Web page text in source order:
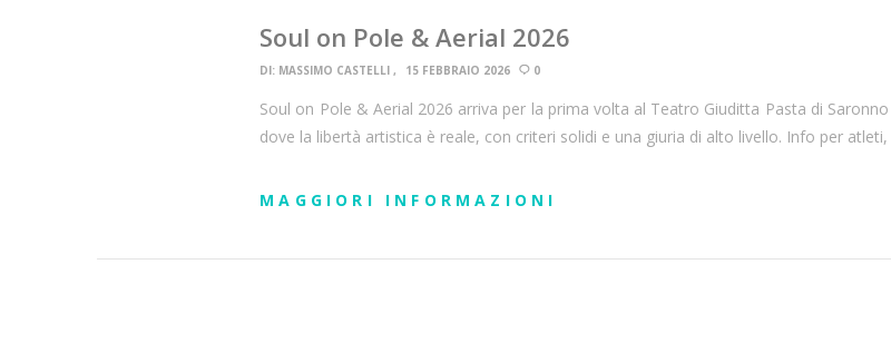
Soul on Pole & Aerial 2026
DI: MASSIMO CASTELLI 15 FEBBRAIO 2026 0
Soul on Pole & Aerial 2026 arriva per la prima volta al Teatro Giuditta Pasta di
dove la libertà artistica è reale, con criteri solidi e una giuria di alto livello. Info per
MAGGIORI INFORMAZIONI